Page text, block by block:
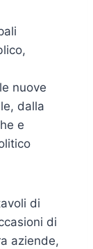
nuove
dalla
e
di
di
aziende,